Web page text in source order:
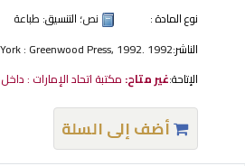
نوع المادة :
نص؛ التنسيق: طباعة
الناشر:: Greenwood Press, 1992. 1992
الإتاحة:غير متاح: مكتبة اتحاد الإمارات :
أضف إلى السلة